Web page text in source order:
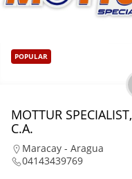
POPULAR
MOTTUR SPECIALIST,
C.A.
Maracay - Aragua
04143439769